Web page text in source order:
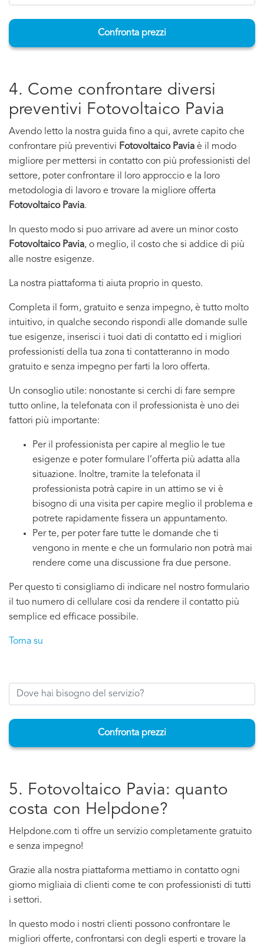
Confronta prezzi
4. Come confrontare diversi
preventivi Fotovoltaico Pavia
Avendo letto la nostra guida fino a qui, avrete capito che
confrontare più preventivi Fotovoltaico Pavia è il modo
migliore per mettersi in contatto con più professionisti del
settore, poter confrontare il loro approccio e la loro
metodologia di lavoro e trovare la migliore offerta
Fotovoltaico Pavia.
In questo modo si puo arrivare ad avere un minor costo
Fotovoltaico Pavia, o meglio, il costo che si addice di più
alle nostre esigenze.
La nostra piattaforma ti aiuta proprio in questo.
Completa il form, gratuito e senza impegno, è tutto molto
intuitivo, in qualche secondo rispondi alle domande sulle
tue esigenze, inserisci i tuoi dati di contatto ed i migliori
professionisti della tua zona ti contatteranno in modo
gratuito e senza impegno per farti la loro offerta.
Un consoglio utile: nonostante si cerchi di fare sempre
tutto online, la telefonata con il professionista è uno dei
fattori più importante:
Per il professionista per capire al meglio le tue
esigenze e poter formulare l’offerta più adatta alla
situazione. Inoltre, tramite la telefonata il
professionista potrà capire in un attimo se vi è
bisogno di una visita per capire meglio il problema e
potrete rapidamente fissera un appuntamento.
Per te, per poter fare tutte le domande che ti
vengono in mente e che un formulario non potrà mai
rendere come una discussione fra due persone.
Per questo ti consigliamo di indicare nel nostro formulario
il tuo numero di cellulare cosi da rendere il contatto più
semplice ed efficace possibile.
Torna su
Confronta prezzi
5. Fotovoltaico Pavia: quanto
costa con Helpdone?
Helpdone.com ti offre un servizio completamente gratuito
e senza impegno!
Grazie alla nostra piattaforma mettiamo in contatto ogni
giorno migliaia di clienti come te con professionisti di tutti
i settori.
In questo modo i nostri clienti possono confrontare le
migliori offerte, confrontarsi con degli esperti e trovare la